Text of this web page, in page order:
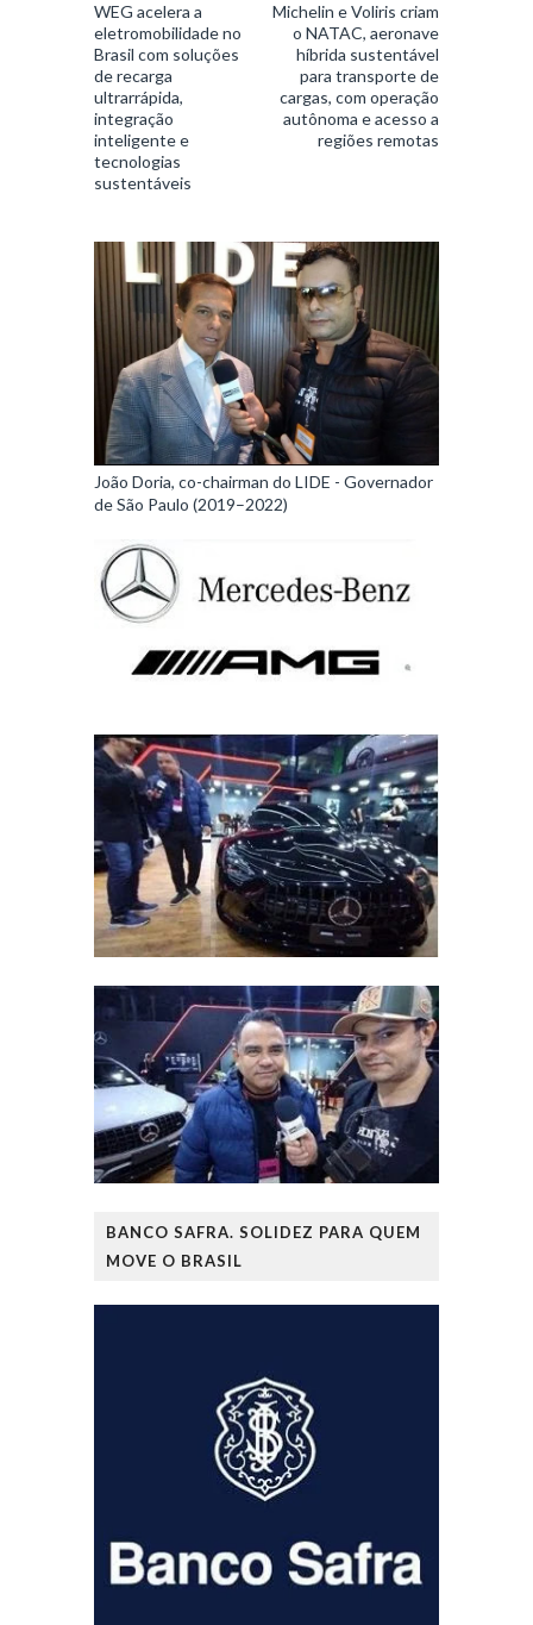
Michelin e Voliris criam
o NATAC, aeronave
híbrida sustentável
para transporte de
cargas, com operação
autônoma e acesso a
regiões remotas
WEG acelera a
eletromobilidade no
Brasil com soluções
de recarga
ultrarrápida,
integração
inteligente e
tecnologias
sustentáveis
João Doria, co-chairman do LIDE - Governador
de São Paulo (2019–2022)
BANCO SAFRA. SOLIDEZ PARA QUEM
MOVE O BRASIL